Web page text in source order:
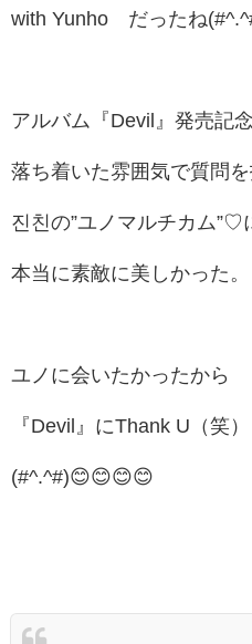
with Yunho だったね
アルバム『Devil』 発売記
落ち着いた雰囲気で質問
진친の”ユノマルチカム”♡
本当に素敵に美しかった。
ユノに会いたかったから
『Devil』にThank U（笑）
(#^.^#)😊😊😊😊